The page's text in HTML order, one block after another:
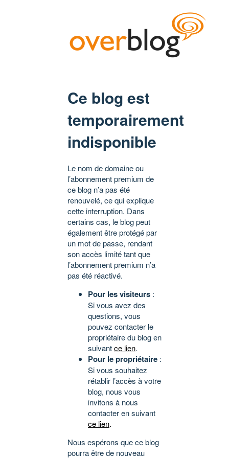
Ce blog est
temporairement
indisponible
Le nom de domaine ou
l’abonnement premium de
ce blog n’a pas été
renouvelé, ce qui explique
cette interruption. Dans
certains cas, le blog peut
également être protégé par
un mot de passe, rendant
son accès limité tant que
l’abonnement premium n’a
pas été réactivé.
Pour les visiteurs :
Si vous avez des
questions, vous
pouvez contacter le
propriétaire du blog en
suivantce lien.
Pour le propriétaire :
Si vous souhaitez
rétablir l’accès à votre
blog, nous vous
invitons à nous
contacter en suivant
ce lien.
Nous espérons que ce blog
pourra être de nouveau